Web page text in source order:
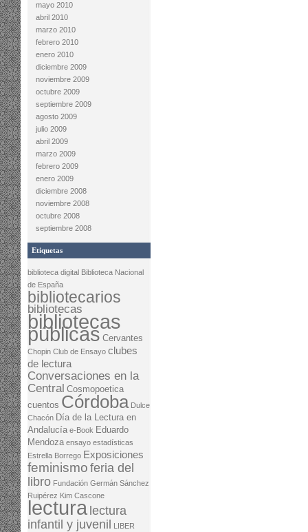
mayo 2010
abril 2010
marzo 2010
febrero 2010
enero 2010
diciembre 2009
noviembre 2009
octubre 2009
septiembre 2009
agosto 2009
julio 2009
abril 2009
marzo 2009
febrero 2009
enero 2009
diciembre 2008
noviembre 2008
octubre 2008
septiembre 2008
Etiquetas
biblioteca digital Biblioteca Nacional
de España
bibliotecarios
bibliotecas
bibliotecas
públicas Cervantes
Chopin Club de Ensayo clubes
de lectura
Conversaciones en la
Central Cosmopoetica
cuentos Córdoba Dulce
Chacón Día de la Lectura en
Andalucía e-Book Eduardo
Mendoza ensayo estadísticas
Estrella Borrego Exposiciones
feminismo feria del
libro Fundación Germán Sánchez
Ruipérez Kim Cascone
lectura lectura
infantil y juvenil
LIBER